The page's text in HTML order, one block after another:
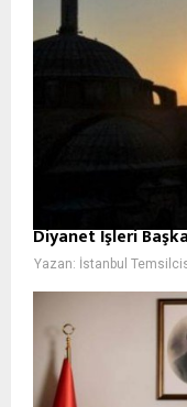
Diyanet İşleri
Yazan: İstanbul